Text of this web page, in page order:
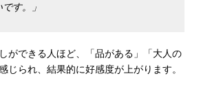
す。」
ができる人ほど、「品がある」「大人の
じられ、結果的に好感度が上がります。